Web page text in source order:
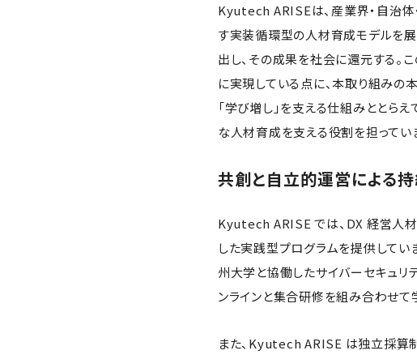
Kyutech ARISEは、産業界・自治
す実装循環型の人材育成モデルを
出し、その成果を社会に還元する。
に実現している点に、本取り組みの
「学び増し」を支える仕組みととら
な人材育成を支える役割を担ってい
共創と自立的運営による
Kyutech ARISE では、DX 経営人
した実践型プログラムを提供してい
州大学と協働したサイバーセキュリ
ンラインと集合研修を組み合わせ
また、Kyutech ARISE は独立採算